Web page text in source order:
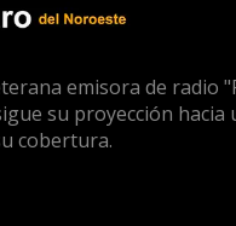
emisora de radio
su proyección hacia
cobertura.